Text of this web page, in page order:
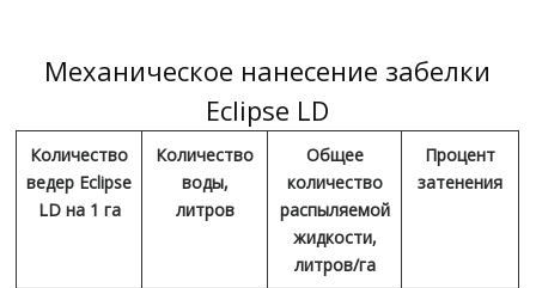
Механическое нанесение забелки
Eclipse LD
Количество
ведер Eclipse
LD на 1 га
Количество
воды,
литров
Общее
количество
распыляемой
жидкости,
литров/га
Процент
затенения